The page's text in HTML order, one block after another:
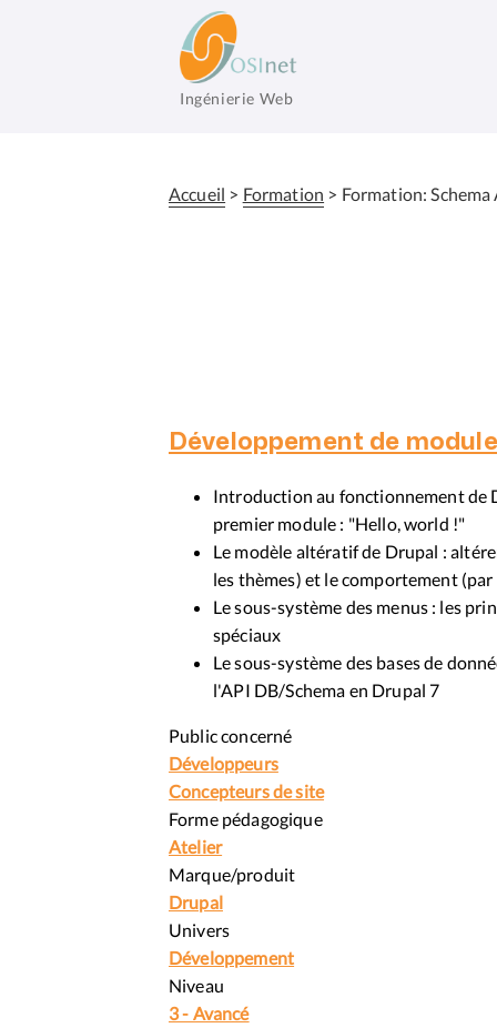
OSInet
Ingénierie Web
Accueil Formation Formation: Schema
Développement de
Introduction au fonctionnement de
premier module : "Hello, world !"
Le modèle altératif de Drupal :
les thèmes) et le comportement
Le sous-système des menus : les
spéciaux
Le sous-système des bases de
l'API DB/Schema en Drupal 7
Public concerné
Développeurs
Concepteurs de site
Forme pédagogique
Atelier
Marque/produit
Drupal
Univers
Développement
Niveau
3 - Avancé